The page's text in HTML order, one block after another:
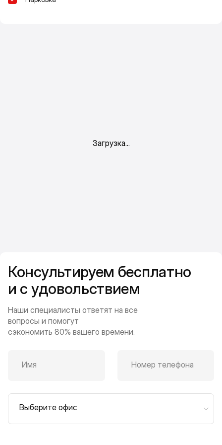
Консультируем бесплатно
и с удовольствием
Наши специалисты ответят на все
вопросы и помогут
сэкономить 80% вашего времени.
Имя Номер телефона
Выберите офис